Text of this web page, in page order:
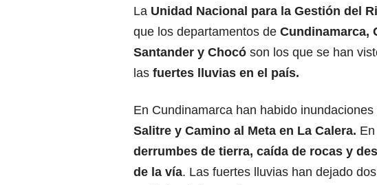
La Unidad Nacional para la Gestión del
que los departamentos de Cundinamarca,
Santander y Chocó son los que se han
las fuertes lluvias en el país.
En Cundinamarca han habido
Salitre y Camino al Meta en La Calera.
derrumbes de tierra, caída de rocas y
de la vía. Las fuertes lluvias han dejado